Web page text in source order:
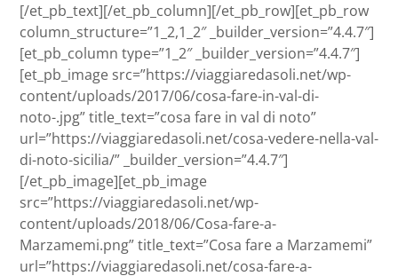
[/et_pb_text][/et_pb_column][/et_pb_row][et_pb_row
column_structure=”1_2,1_2″ _builder_version=”4.4.7″]
[et_pb_column type=”1_2″ _builder_version=”4.4.7″]
[et_pb_image src=”https://viaggiaredasoli.net/wp-
content/uploads/2017/06/cosa-fare-in-val-di-
noto-.jpg” title_text=”cosa fare in val di noto”
url=”https://viaggiaredasoli.net/cosa-vedere-nella-val-
di-noto-sicilia/” _builder_version=”4.4.7″]
[/et_pb_image][et_pb_image
src=”https://viaggiaredasoli.net/wp-
content/uploads/2018/06/Cosa-fare-a-
Marzamemi.png” title_text=”Cosa fare a Marzamemi”
url=”https://viaggiaredasoli.net/cosa-fare-a-